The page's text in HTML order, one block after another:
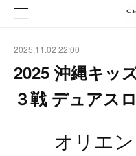
2025.11.02 22:00
2025 沖縄キッ
３戦 デュアス
オリエ